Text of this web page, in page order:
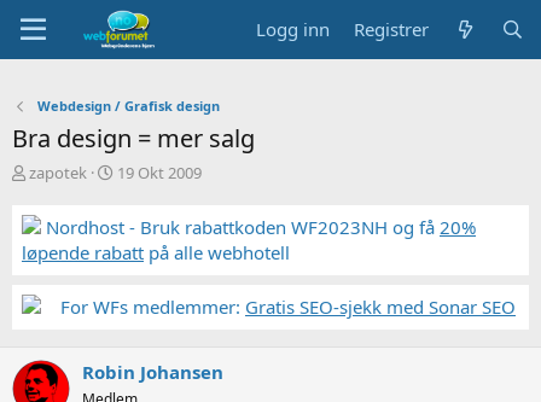
Logg inn Registrer
Webdesign / Grafisk design
Bra design = mer salg
T
å
d
s
a
e
r
zapotek
S
r
t
a
19 Okt 2009
Nordhost - Bruk rabattkoden WF2023NH og få 20%
løpende rabatt på alle webhotell
For WFs medlemmer: Gratis SEO-sjekk med Sonar SEO
Robin Johansen